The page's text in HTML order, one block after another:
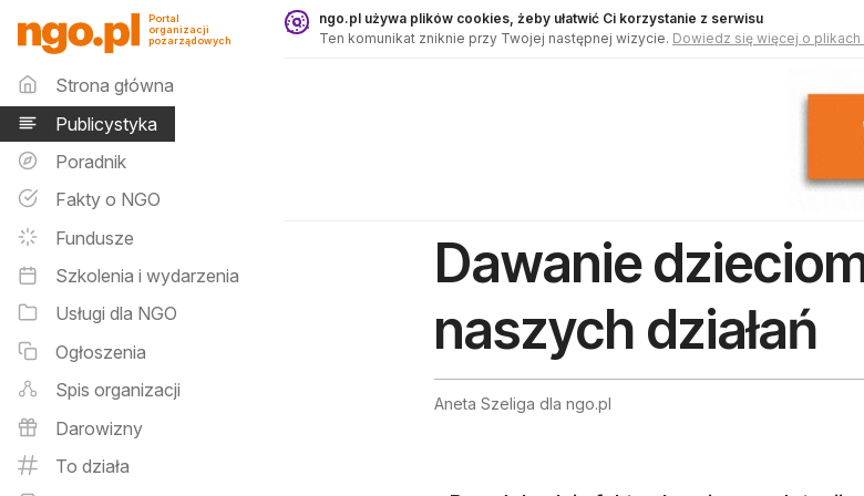
Publicystyka - ngo.pl
Portal
organizacji
pozarządowych
Menu główne
Strona główna
Publicystyka
Poradnik
Fakty o NGO
Fundusze
Szkolenia i wydarzenia
Usługi dla NGO
Ogłoszenia
Spis organizacji
Darowizny
To działa
ngo.pl używa plików cookies, żeby ułatwić Ci korzystanie z serwisu
Ten komunikat zniknie przy Twojej następnej wizycie. Dowiedz się więcej o
Dawanie
naszych działań
Aneta Szeliga dla ngo.pl